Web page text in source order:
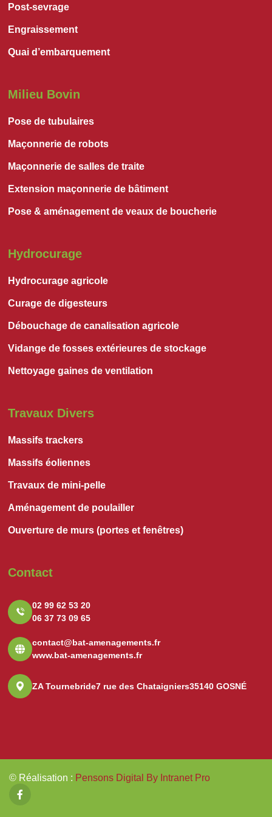
Post-sevrage
Engraissement
Quai d’embarquement
Milieu Bovin
Pose de tubulaires
Maçonnerie de robots
Maçonnerie de salles de traite
Extension maçonnerie de bâtiment
Pose & aménagement de veaux de boucherie
Hydrocurage
Hydrocurage agricole
Curage de digesteurs
Débouchage de canalisation agricole
Vidange de fosses extérieures de stockage
Nettoyage gaines de ventilation
Travaux Divers
Massifs trackers
Massifs éoliennes
Travaux de mini-pelle
Aménagement de poulailler
Ouverture de murs (portes et fenêtres)
Contact
02 99 62 53 20
06 37 73 09 65
contact@bat-amenagements.fr
www.bat-amenagements.fr
ZA Tournebride7 rue des Chataigniers35140 GOSNÉ
© Réalisation : Pensons Digital By Intranet Pro